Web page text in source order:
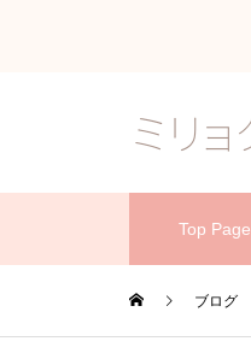
Top Page
ブログ